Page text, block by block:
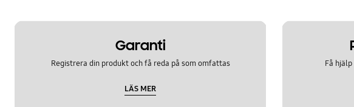
Garanti
Registrera din produkt och få reda på som omfattas
LÄS MER
Få